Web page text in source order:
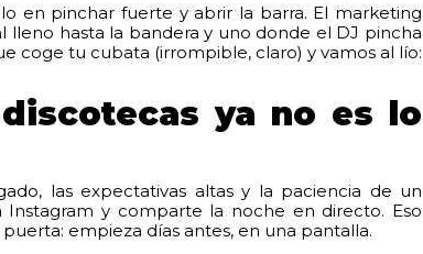
en pinchar fuerte y abrir la barra. El marketing
lleno hasta la bandera y uno donde el DJ pincha
coge tu cubata (irrompible, claro) y vamos al lío:
ya no es lo
las expectativas altas y la paciencia de un
Instagram y comparte la noche en directo. Eso
empieza días antes, en una pantalla.